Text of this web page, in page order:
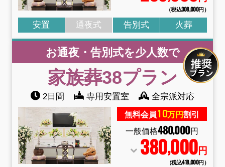
（税込308,000円）
安置 通夜式 告別式 火葬
お通夜・告別式を少人数で
家族葬38プラン
2日間 専用安置室 全宗派対応
無料会員10万円割引
一般価格480,000円
380,000円
（税込418,000円）